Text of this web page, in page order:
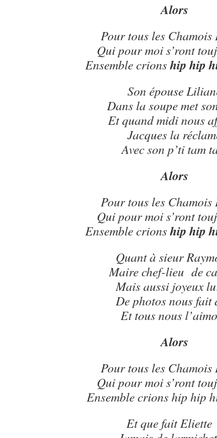
Alors
Pour tous les Chamois
Qui pour moi s’ront
Ensemble crionship hip
Son épouse
Dans la soupe met
Et quand midi nous
Jacques la
Avec son p’ti tam
Alors
Pour tous les Chamois
Qui pour moi s’ront
Ensemble crionship hip
Quant à sieur
Maire chef-lieu de
Mais aussi joyeux
De photos nous fait
Et tous nous
Alors
Pour tous les Chamois
Qui pour moi s’ront
Ensemble crions hip hip
Et que fait Eliette